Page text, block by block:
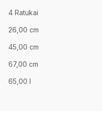
4 Ratukai
26,00 cm
45,00 cm
67,00 cm
65,00 l